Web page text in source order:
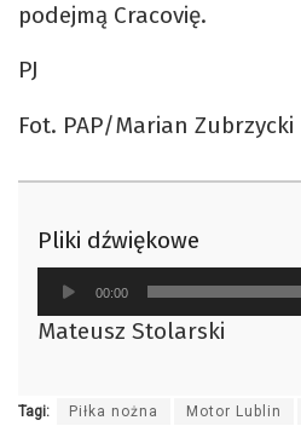
podejmą Cracovię.
PJ
Fot. PAP/Marian Zubrzycki
Pliki dźwiękowe
Odtwarzacz
plików
dźwiękowych
00:00
Mateusz Stolarski
Tagi: Piłka nożna Motor Lublin